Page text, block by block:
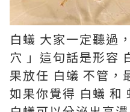
白蟻 大家一定聽過
穴 」這句話是形容
果放任 白蟻 不管，
如果你覺得 白蟻 和